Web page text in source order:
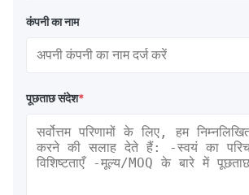
कंपनी का नाम
पूछताछ संदेश*